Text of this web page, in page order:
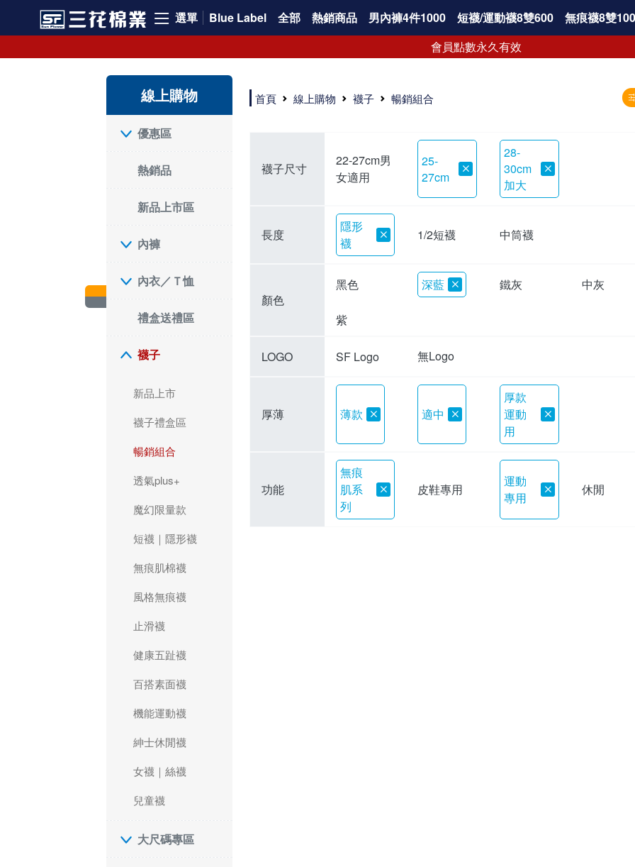
選單 Blue Label 全部 熱銷商品 男內褲4件1000 短襪/運動襪8雙600
無痕襪8雙
會員點數永久有效
線上購物
優惠區
熱銷品
新品上市區
內褲
內衣／Ｔ恤
禮盒送禮區
襪子
新品上市
襪子禮盒區
暢銷組合
透氣plus+
魔幻限量款
短襪｜隱形襪
無痕肌棉襪
風格無痕襪
止滑襪
健康五趾襪
百搭素面襪
機能運動襪
紳士休閒襪
女襪｜絲襪
兒童襪
大尺碼專區
首頁 線上購物 襪子 暢銷組合
襪子尺寸
22-27cm男
女適用
25-
27cm
28-
30cm
加大
長度
隱形
襪
1/2短襪 中筒襪
顏色
黑色 深藍 鐵灰 中灰
紫
LOGO SF Logo 無Logo
厚薄 薄款 適中
厚款
運動
用
功能
無痕
肌系
列
皮鞋專用
運動
專用
休閒